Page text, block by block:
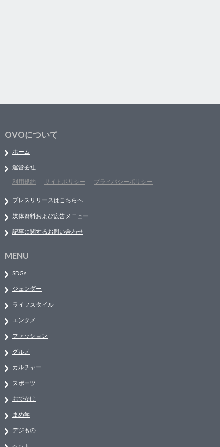
OVOについて
ホーム
運営会社
利用規約
サイトポリシー プライバシーポリシー
プレスリリースはこちらへ
媒体資料および広告メニュー
記事に関するお問い合わせ
MENU
SDGs
ジェンダー
ライフスタイル
エンタメ
ファッション
グルメ
カルチャー
スポーツ
おでかけ
まめ学
デジもの